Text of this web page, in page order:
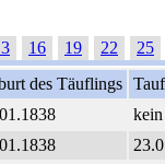
16 19 22 25
des Täuflings